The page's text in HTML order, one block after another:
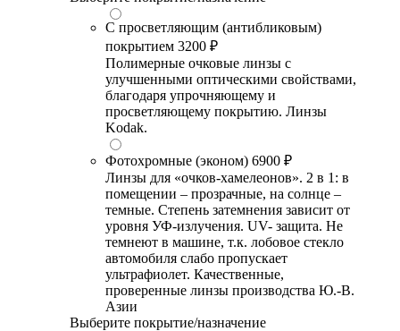
С просветляющим (антибликовым)
покрытием 3200 ₽
Полимерные очковые линзы с
улучшенными оптическими свойствами,
благодаря упрочняющему и
просветляющему покрытию. Линзы
Kodak.
Фотохромные (эконом) 6900 ₽
Линзы для «очков-хамелеонов». 2 в 1: в
помещении – прозрачные, на солнце –
темные. Степень затемнения зависит от
уровня УФ-излучения. UV- защита. Не
темнеют в машине, т.к. лобовое стекло
автомобиля слабо пропускает
ультрафиолет. Качественные,
проверенные линзы производства Ю.-В.
Азии
Выберите покрытие/назначение